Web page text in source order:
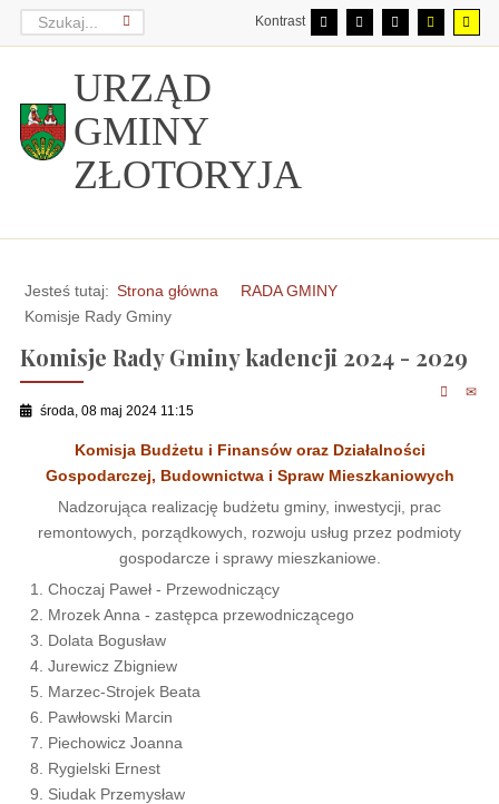
Kontrast
URZĄD
GMINY
ZŁOTORYJA
Jesteś tutaj: Strona główna
RADA GMINY
Komisje Rady Gminy
Komisje Rady Gminy kadencji 2024 - 2029
środa, 08 maj 2024 11:15
Komisja Budżetu i Finansów oraz Działalności
Gospodarczej, Budownictwa i Spraw Mieszkaniowych
Nadzorująca realizację budżetu gminy, inwestycji, prac
remontowych, porządkowych, rozwoju usług przez podmioty
gospodarcze i sprawy mieszkaniowe.
Choczaj Paweł - Przewodniczący
Mrozek Anna - zastępca przewodniczącego
Dolata Bogusław
Jurewicz Zbigniew
Marzec-Strojek Beata
Pawłowski Marcin
Piechowicz Joanna
Rygielski Ernest
Siudak Przemysław